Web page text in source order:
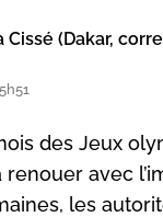
Cissé (Dakar,
des Jeux
avec
les